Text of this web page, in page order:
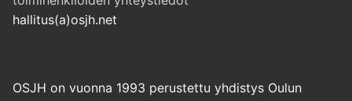
hallitus(a)osjh.net
OSJH on vuonna 1993 perustettu yhdistys Oulun